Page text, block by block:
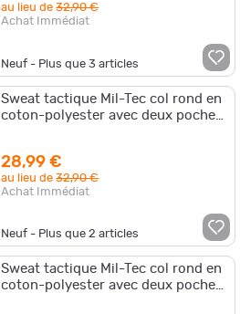
au lieu de32,90 €
Achat Immédiat
Neuf - Plus que3 articles
Sweat tactique Mil-Tec col rond en
coton-polyester avec deux poches
28,99 €
au lieu de32,90 €
Achat Immédiat
Neuf - Plus que2 articles
Sweat tactique Mil-Tec col rond en
coton-polyester avec deux poches